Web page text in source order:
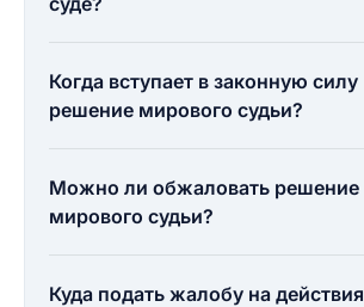
Когда вступает в законную силу
решение мирового судьи?
Можно ли обжаловать решение
мирового судьи?
Куда подать жалобу на действия